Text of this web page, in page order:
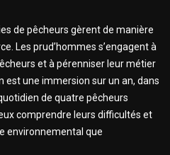
de pêcheurs gèrent de manière
Les prud’hommes s’engagent à
et à pérenniser leur métier
est une immersion sur un an, dans
de quatre pêcheurs
comprendre leurs difficultés et
environnemental que